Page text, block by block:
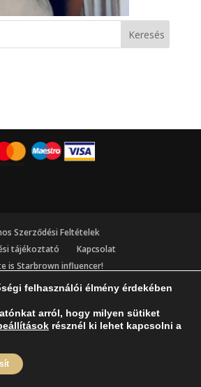
Szerződési Feltételek
tájékoztató
Kapcsolat
is Starbrown influencer!
felhasználói élmény érdekében
arról, hogy milyen sütiket
résznél ki lehet kapcsolni a